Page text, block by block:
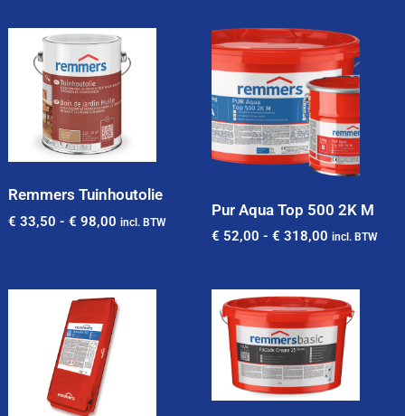
Remmers Tuinhoutolie
€ 33,50 - € 98,00 incl. BTW
Pur Aqua Top 500 2K M
€ 52,00 - € 318,00 incl. BTW